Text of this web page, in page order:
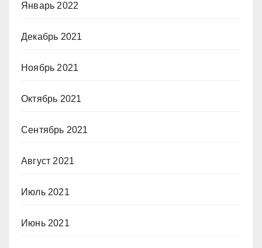
Январь 2022
Декабрь 2021
Ноябрь 2021
Октябрь 2021
Сентябрь 2021
Август 2021
Июль 2021
Июнь 2021